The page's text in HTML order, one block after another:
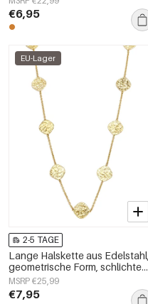
€6,95
EU-Lager
2-5 TAGE
Lange Halskette aus Edelstahl,
geometrische Form, schlichte
Alltags-Serie, Damenschmuck
MSRP €25,99
€7,95